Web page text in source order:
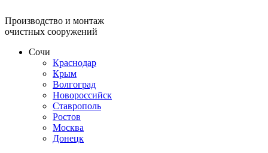
Производство и монтаж
очистных сооружений
Сочи
Краснодар
Крым
Волгоград
Новороссийск
Ставрополь
Ростов
Москва
Донецк